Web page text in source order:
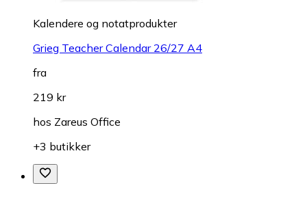
Kalendere og notatprodukter
Grieg Teacher Calendar 26/27 A4
fra
219 kr
hos Zareus Office
+3 butikker